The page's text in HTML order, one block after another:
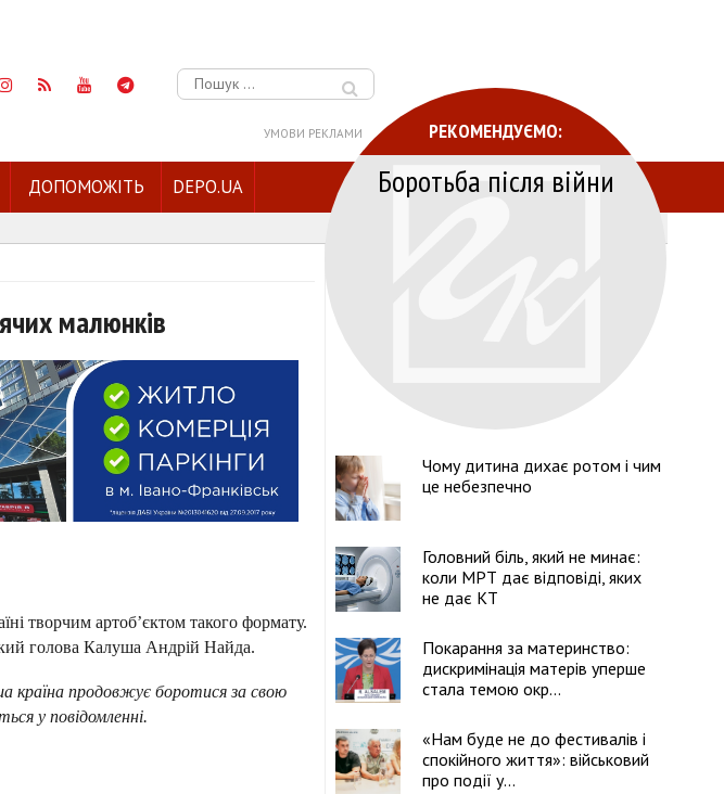
Пошук:
УМОВИ РЕКЛАМИ
ДОПОМОЖІТЬ DEPO.UA
малюнків
творчим артоб’єктом такого формату.
голова Калуша Андрій Найда.
країна продовжує боротися за свою
у повідомленні.
РЕКОМЕНДУЄМО:
Боротьба після війни
Чому дитина дихає ротом і чим
це небезпечно
Головний біль, який не минає:
коли МРТ дає відповіді, яких
не дає КТ
Покарання за материнство:
дискримінація матерів уперше
стала темою окр...
«Нам буде не до фестивалів і
спокійного життя»: військовий
про події у...